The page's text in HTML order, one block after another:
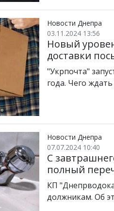
Новости Днепра
03.11.2024 13:56
Новый
доставки
"Укрпочта"
года. Чего
Новости Днепра
07.07.2024 10:40
С
полный
КП
должникам. Об